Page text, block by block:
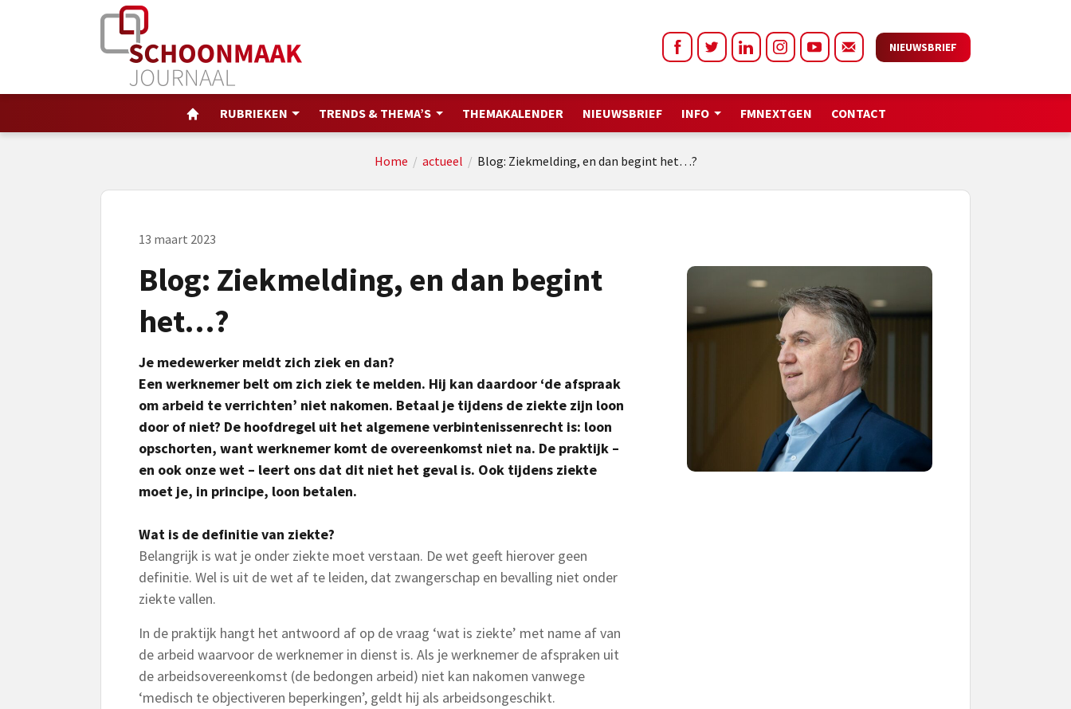
NIEUWSBRIEF
RUBRIEKEN TRENDS & THEMA’S THEMAKALENDER NIEUWSBRIEF INFO FMNEXTGEN CONTACT
Home / actueel / Blog: Ziekmelding, en dan begint het…?
13 maart 2023
Blog: Ziekmelding, en dan begint
het…?
Je medewerker meldt zich ziek en dan?
Een werknemer belt om zich ziek te melden. Hij kan daardoor ‘de afspraak
om arbeid te verrichten’ niet nakomen. Betaal je tijdens de ziekte zijn loon
door of niet? De hoofdregel uit het algemene verbintenissenrecht is: loon
opschorten, want werknemer komt de overeenkomst niet na. De praktijk –
en ook onze wet – leert ons dat dit niet het geval is. Ook tijdens ziekte
moet je, in principe, loon betalen.
Wat is de definitie van ziekte?
Belangrijk is wat je onder ziekte moet verstaan. De wet geeft hierover geen
definitie. Wel is uit de wet af te leiden, dat zwangerschap en bevalling niet onder
ziekte vallen.
In de praktijk hangt het antwoord af op de vraag ‘wat is ziekte’ met name af van
de arbeid waarvoor de werknemer in dienst is. Als je werknemer de afspraken uit
de arbeidsovereenkomst (de bedongen arbeid) niet kan nakomen vanwege
‘medisch te objectiveren beperkingen’, geldt hij als arbeidsongeschikt.